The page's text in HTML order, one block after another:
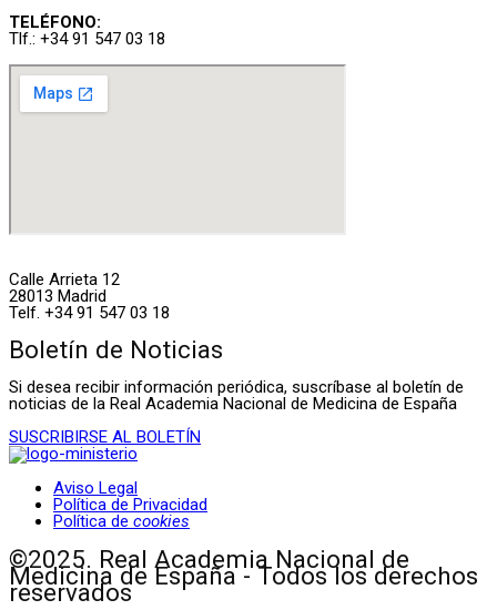
TELÉFONO:
Tlf.: +34 91 547 03 18
Calle Arrieta 12
28013 Madrid
Telf. +34 91 547 03 18
Boletín de Noticias
Si desea recibir información periódica, suscríbase al boletín de
noticias de la Real Academia Nacional de Medicina de España
SUSCRIBIRSE AL BOLETÍN
Aviso Legal
Política de Privacidad
Política de cookies
©2025. Real Academia Nacional de
Medicina de España - Todos los derechos
reservados